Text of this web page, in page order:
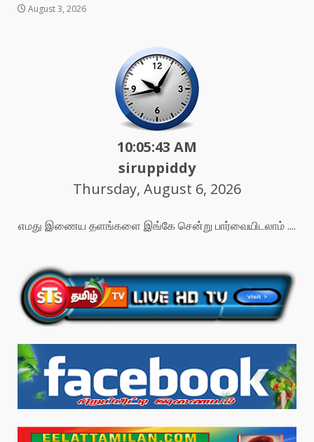
August 3, 2026
10:05:45 AM
siruppiddy
Thursday, August 6, 2026
எமது இணைய தளங்களை இங்கே சென்று பார்வையிடலாம் ....